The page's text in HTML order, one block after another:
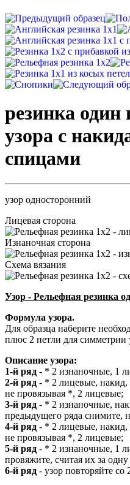
резинка один
узора с
спицами
узор односторонний
Лицевая сторона
Изнаночная сторона
Схема вязания
Узор - Рельефная резинка
Формула узора.
Для образца наберите
плюс 2 петли для
Описание узора:
1-й ряд - * 2 изнаночные, 1
2-й ряд - * 2 лицевые,
не провязывая *, 2 лицевые;
3-й ряд - * 2 изнаночные,
предыдущего ряда снимите,
4-й ряд - * 2 лицевые,
не провязывая *, 2 лицевые;
5-й ряд - * 2 изнаночные, 1
провяжите, считая их за
6-й ряд - узор повторяйте со